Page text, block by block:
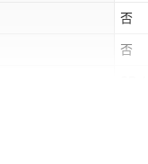
否
否